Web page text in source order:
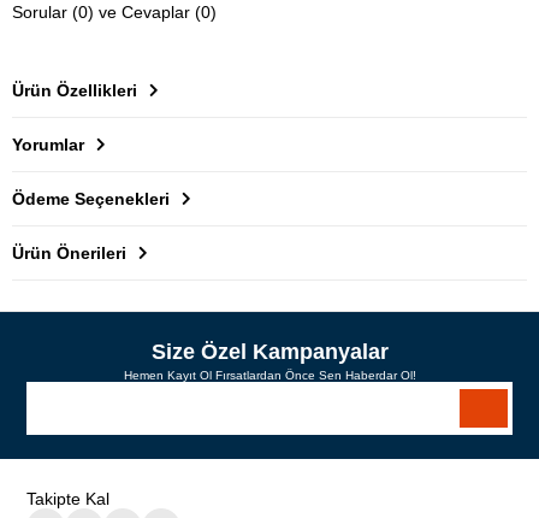
Sorular (0) ve Cevaplar (0)
Ürün Özellikleri
Yorumlar
Ödeme Seçenekleri
Ürün Önerileri
Size Özel Kampanyalar
Hemen Kayıt Ol Fırsatlardan Önce Sen Haberdar Ol!
Takipte Kal